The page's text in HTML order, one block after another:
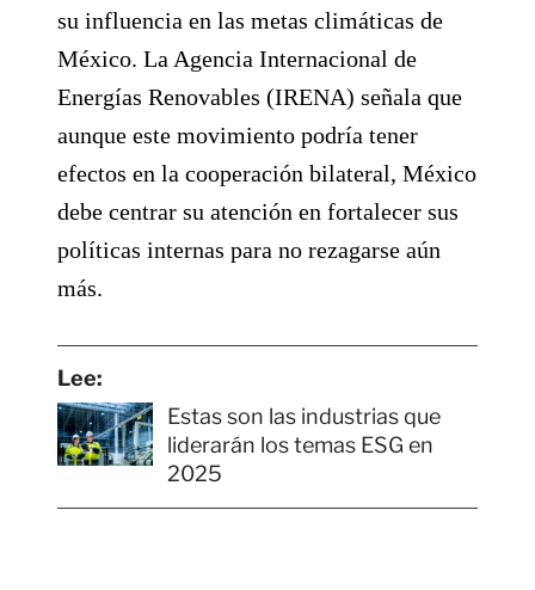
su influencia en las metas climáticas de
México. La Agencia Internacional de
Energías Renovables (IRENA) señala que
aunque este movimiento podría tener
efectos en la cooperación bilateral, México
debe centrar su atención en fortalecer sus
políticas internas para no rezagarse aún
más.
Lee:
Estas son las industrias que
liderarán los temas ESG en
2025